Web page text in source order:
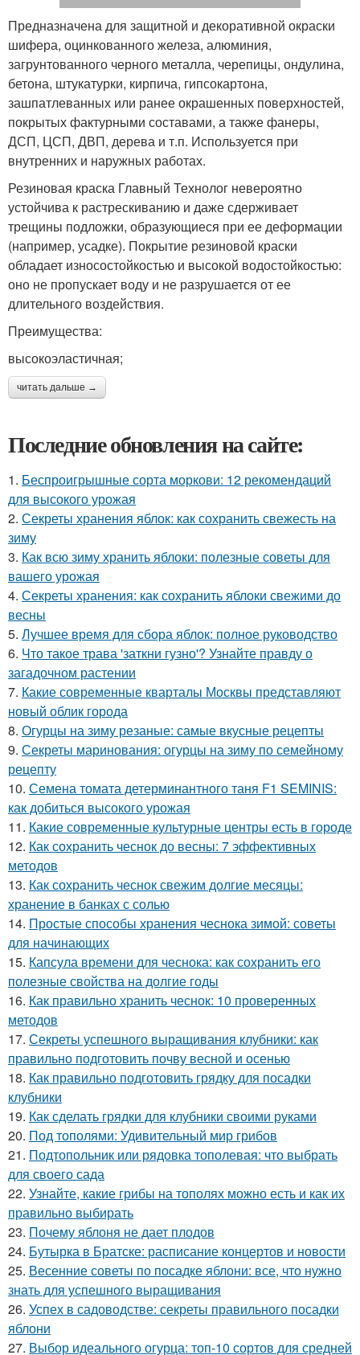
Предназначена для защитной и декоративной окраски
шифера, оцинкованного железа, алюминия,
загрунтованного черного металла, черепицы, ондулина,
бетона, штукатурки, кирпича, гипсокартона,
зашпатлеванных или ранее окрашенных поверхностей,
покрытых фактурными составами, а также фанеры,
ДСП, ЦСП, ДВП, дерева и т.п. Используется при
внутренних и наружных работах.
Резиновая краска Главный Технолог невероятно
устойчива к растрескиванию и даже сдерживает
трещины подложки, образующиеся при ее деформации
(например, усадке). Покрытие резиновой краски
обладает износостойкостью и высокой водостойкостью:
оно не пропускает воду и не разрушается от ее
длительного воздействия.
Преимущества:
высокоэластичная;
читать дальше →
Последние обновления на сайте:
1. Беспроигрышные сорта моркови: 12 рекомендаций
для высокого урожая
2. Секреты хранения яблок: как сохранить свежесть на
зиму
3. Как всю зиму хранить яблоки: полезные советы для
вашего урожая
4. Секреты хранения: как сохранить яблоки свежими до
весны
5. Лучшее время для сбора яблок: полное руководство
6. Что такое трава 'заткни гузно'? Узнайте правду о
загадочном растении
7. Какие современные кварталы Москвы представляют
новый облик города
8. Огурцы на зиму резаные: самые вкусные рецепты
9. Секреты маринования: огурцы на зиму по семейному
рецепту
10. Семена томата детерминантного таня F1 SEMINIS:
как добиться высокого урожая
11. Какие современные культурные центры есть в городе
12. Как сохранить чеснок до весны: 7 эффективных
методов
13. Как сохранить чеснок свежим долгие месяцы:
хранение в банках с солью
14. Простые способы хранения чеснока зимой: советы
для начинающих
15. Капсула времени для чеснока: как сохранить его
полезные свойства на долгие годы
16. Как правильно хранить чеснок: 10 проверенных
методов
17. Секреты успешного выращивания клубники: как
правильно подготовить почву весной и осенью
18. Как правильно подготовить грядку для посадки
клубники
19. Как сделать грядки для клубники своими руками
20. Под тополями: Удивительный мир грибов
21. Подтопольник или рядовка тополевая: что выбрать
для своего сада
22. Узнайте, какие грибы на тополях можно есть и как их
правильно выбирать
23. Почему яблоня не дает плодов
24. Бутырка в Братске: расписание концертов и новости
25. Весенние советы по посадке яблони: все, что нужно
знать для успешного выращивания
26. Успех в садоводстве: секреты правильного посадки
яблони
27. Выбор идеального огурца: топ-10 сортов для средней